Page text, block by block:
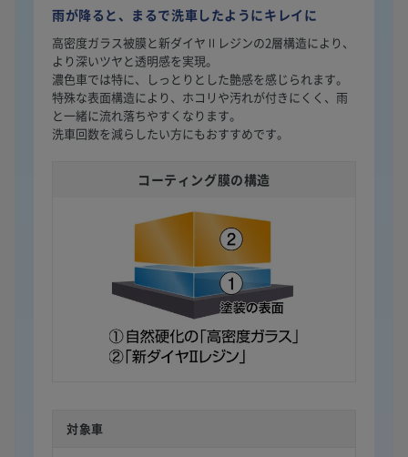
雨が降ると、まるで洗車したようにキレイに
高密度ガラス被膜と新ダイヤⅡレジンの2層構造により、
より深いツヤと透明感を実現。
濃色車では特に、しっとりとした艶感を感じられます。
特殊な表面構造により、ホコリや汚れが付きにくく、雨
と一緒に流れ落ちやすくなります。
洗車回数を減らしたい方にもおすすめです。
コーティング膜の構造
対象車